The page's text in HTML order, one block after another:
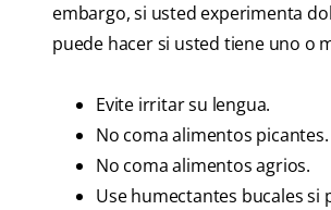
embargo, si usted experimenta
puede hacer si usted tiene uno o
Evite irritar su lengua.
No coma alimentos picantes.
No coma alimentos agrios.
Use humectantes bucales si